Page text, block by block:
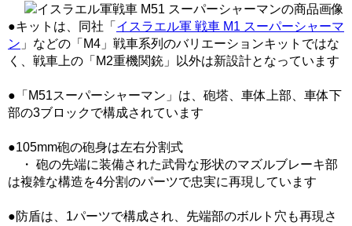
●キットは、同社「 イスラエル軍 戦車 M1 スーパーシャーマ
ン 」などの「M4」戦車系列のバリエーションキットではな
く、戦車上の「M2重機関銃」以外は新設計となっています
●「M51スーパーシャーマン」は、砲塔、車体上部、車体下
部の3ブロックで構成されています
●105mm砲の砲身は左右分割式
・ 砲の先端に装備された武骨な形状のマズルブレーキ部
は複雑な構造を4分割のパーツで忠実に再現しています
●防盾は、1パーツで構成され、先端部のボルト穴も再現さ